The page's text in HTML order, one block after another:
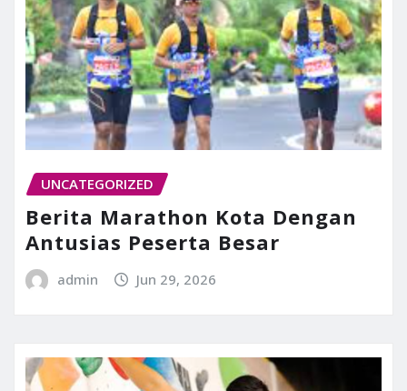
UNCATEGORIZED
Berita Marathon Kota Dengan
Antusias Peserta Besar
admin Jun 29, 2026